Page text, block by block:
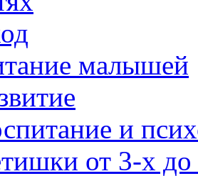
малышей
и
от 3-х